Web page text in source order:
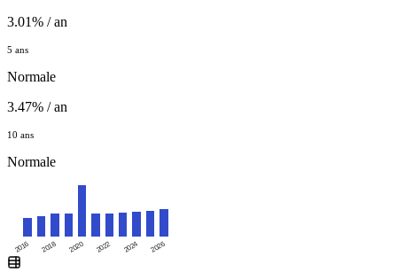
3.01% / an
5 ans
Normale
3.47% / an
10 ans
Normale
2016 2018 2020 2022 2024 2026